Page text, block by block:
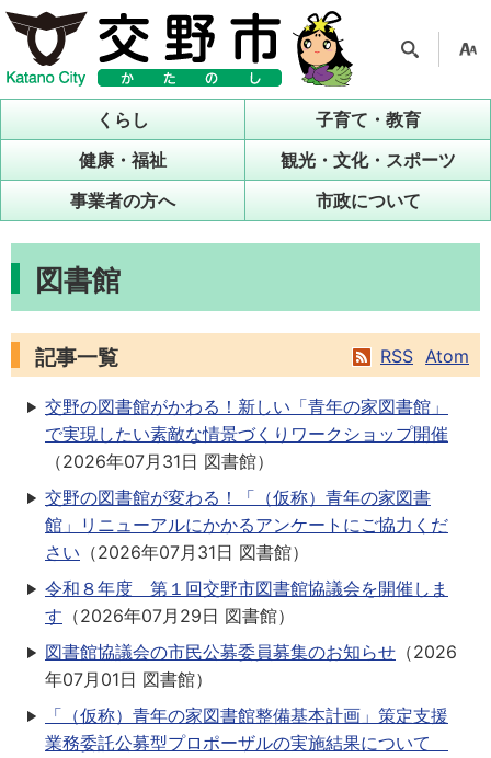
ル
くらし
子育て・教育
健康・福祉
観光・文化・スポーツ
事業者の方へ
市政について
図書館
RSS Atom
記事一覧
交野の図書館がかわる！新しい「青年の家図書館」
で実現したい素敵な情景づくりワークショップ開催
（2026年07月31日 図書館）
交野の図書館が変わる！「（仮称）青年の家図書
館」リニューアルにかかるアンケートにご協力くだ
さい （2026年07月31日 図書館）
令和８年度 第１回交野市図書館協議会を開催しま
す （2026年07月29日 図書館）
図書館協議会の市民公募委員募集のお知らせ （2026
年07月01日 図書館）
「（仮称）青年の家図書館整備基本計画」策定支援
業務委託公募型プロポーザルの実施結果について